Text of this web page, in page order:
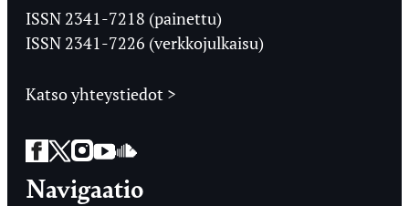
Ylioppilaslehti
ISSN 2341-7218 (painettu)
ISSN 2341-7226 (verkkojulkaisu)
Katso yhteystiedot >
Facebook
Twitter
Instagram
YouTube
SoundCloud
Navigaatio